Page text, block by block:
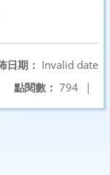
日期： Invalid date
點閱數： 794 |